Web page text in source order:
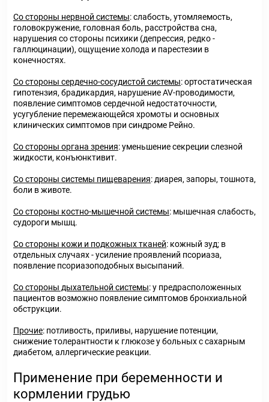
Со стороны нервной системы: слабость, утомляемость,
головокружение, головная боль, расстройства сна,
нарушения со стороны психики (депрессия, редко -
галлюцинации), ощущение холода и парестезии в
конечностях.
Со стороны сердечно-сосудистой системы: ортостатическая
гипотензия, брадикардия, нарушение AV-проводимости,
появление симптомов сердечной недостаточности,
усугубление перемежающейся хромоты и основных
клинических симптомов при синдроме Рейно.
Со стороны органа зрения: уменьшение секреции слезной
жидкости, конъюнктивит.
Со стороны системы пищеварения: диарея, запоры, тошнота,
боли в животе.
Со стороны костно-мышечной системы: мышечная слабость,
судороги мышц.
Со стороны кожи и подкожных тканей: кожный зуд; в
отдельных случаях - усиление проявлений псориаза,
появление псориазоподобных высыпаний.
Со стороны дыхательной системы: у предрасположенных
пациентов возможно появление симптомов бронхиальной
обструкции.
Прочие: потливость, приливы, нарушение потенции,
снижение толерантности к глюкозе у больных с сахарным
диабетом, аллергические реакции.
Применение при беременности и
кормлении грудью